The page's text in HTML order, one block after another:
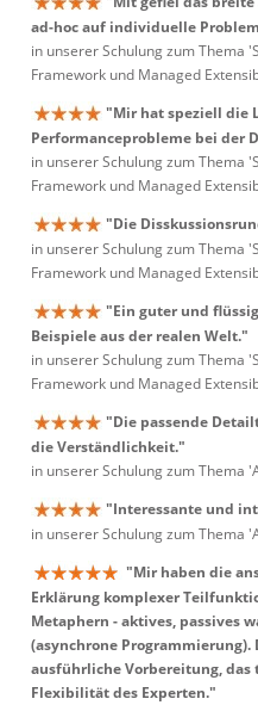
ad-hoc auf individuelle
in unserer Schulung zum Thema
Framework und Managed
"Mir hat speziell die
Performanceprobleme bei der
in unserer Schulung zum Thema
Framework und Managed
"Die
in unserer Schulung zum Thema
Framework und Managed
"Ein guter und
Beispiele aus der realen Welt."
in unserer Schulung zum Thema
Framework und Managed
"Die passende
die Verständlichkeit."
in unserer Schulung zum Thema
"Interessante und
in unserer Schulung zum Thema
"Mir haben die
Erklärung komplexer
Metaphern - aktives, passives
(asynchrone
ausführliche Vorbereitung, das
Flexibilität des Experten."